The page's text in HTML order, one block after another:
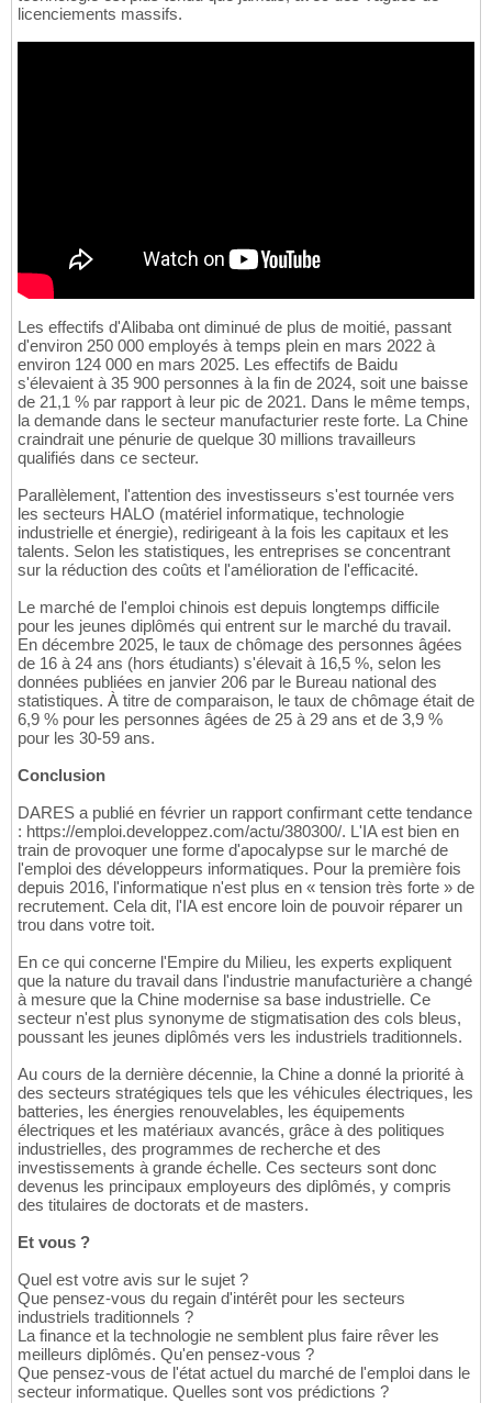
licenciements massifs.
Les effectifs d'Alibaba ont diminué de plus de moitié, passant
d'environ 250 000 employés à temps plein en mars 2022 à
environ 124 000 en mars 2025. Les effectifs de Baidu
s'élevaient à 35 900 personnes à la fin de 2024, soit une baisse
de 21,1 % par rapport à leur pic de 2021. Dans le même temps,
la demande dans le secteur manufacturier reste forte. La Chine
craindrait une pénurie de quelque 30 millions travailleurs
qualifiés dans ce secteur.
Parallèlement, l'attention des investisseurs s'est tournée vers
les secteurs HALO (matériel informatique, technologie
industrielle et énergie), redirigeant à la fois les capitaux et les
talents. Selon les statistiques, les entreprises se concentrant
sur la réduction des coûts et l'amélioration de l'efficacité.
Le marché de l'emploi chinois est depuis longtemps difficile
pour les jeunes diplômés qui entrent sur le marché du travail.
En décembre 2025, le taux de chômage des personnes âgées
de 16 à 24 ans (hors étudiants) s'élevait à 16,5 %, selon les
données publiées en janvier 206 par le Bureau national des
statistiques. À titre de comparaison, le taux de chômage était de
6,9 % pour les personnes âgées de 25 à 29 ans et de 3,9 %
pour les 30-59 ans.
Conclusion
DARES a publié en février un rapport confirmant cette tendance
: https://emploi.developpez.com/actu/380300/. L'IA est bien en
train de provoquer une forme d'apocalypse sur le marché de
l'emploi des développeurs informatiques. Pour la première fois
depuis 2016, l'informatique n'est plus en « tension très forte » de
recrutement. Cela dit, l'IA est encore loin de pouvoir réparer un
trou dans votre toit.
En ce qui concerne l'Empire du Milieu, les experts expliquent
que la nature du travail dans l'industrie manufacturière a changé
à mesure que la Chine modernise sa base industrielle. Ce
secteur n'est plus synonyme de stigmatisation des cols bleus,
poussant les jeunes diplômés vers les industriels traditionnels.
Au cours de la dernière décennie, la Chine a donné la priorité à
des secteurs stratégiques tels que les véhicules électriques, les
batteries, les énergies renouvelables, les équipements
électriques et les matériaux avancés, grâce à des politiques
industrielles, des programmes de recherche et des
investissements à grande échelle. Ces secteurs sont donc
devenus les principaux employeurs des diplômés, y compris
des titulaires de doctorats et de masters.
Et vous ?
Quel est votre avis sur le sujet ?
Que pensez-vous du regain d'intérêt pour les secteurs
industriels traditionnels ?
La finance et la technologie ne semblent plus faire rêver les
meilleurs diplômés. Qu'en pensez-vous ?
Que pensez-vous de l'état actuel du marché de l'emploi dans le
secteur informatique. Quelles sont vos prédictions ?